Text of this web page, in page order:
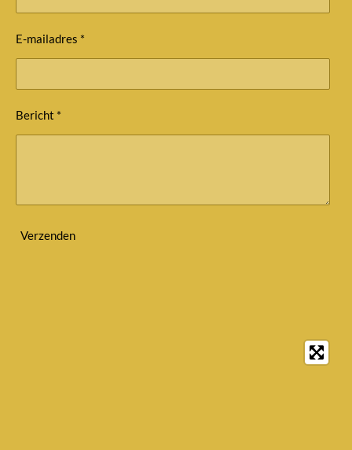
E-mailadres *
Bericht *
Verzenden